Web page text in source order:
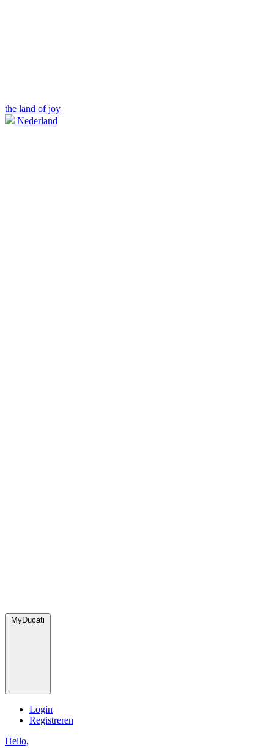
the land of joy
Nederland
MyDucati
Login
Registreren
Hello,